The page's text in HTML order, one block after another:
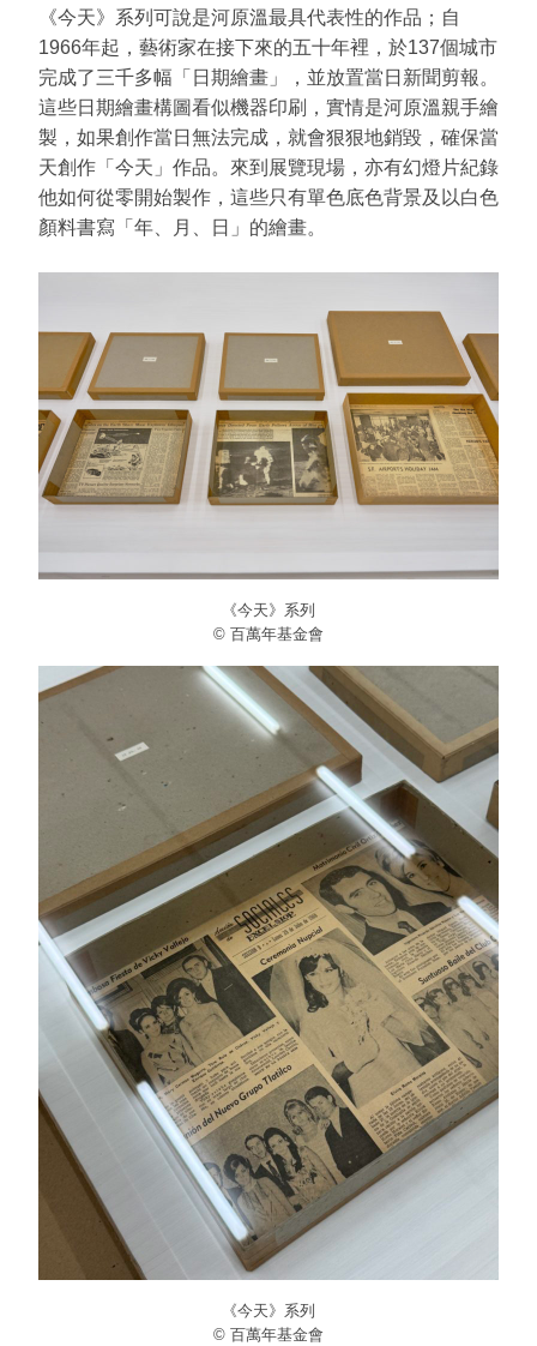
《今天》系列可說是河原溫最具代表性的作品；自
1966年起，藝術家在接下來的五十年裡，於137個城市
完成了三千多幅「日期繪畫」，並放置當日新聞剪報。
這些日期繪畫構圖看似機器印刷，實情是河原溫親手繪
製，如果創作當日無法完成，就會狠狠地銷毀，確保當
天創作「今天」作品。來到展覽現場，亦有幻燈片紀錄
他如何從零開始製作，這些只有單色底色背景及以白色
顏料書寫「年、月、日」的繪畫。
《今天》系列
© 百萬年基金會
《今天》系列
© 百萬年基金會